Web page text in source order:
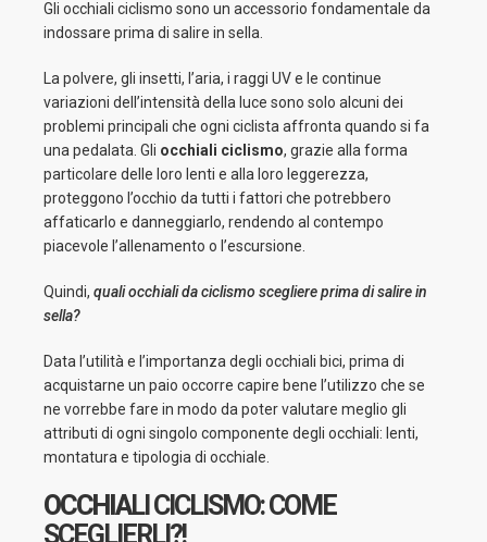
Gli occhiali ciclismo sono un accessorio fondamentale da
indossare prima di salire in sella.
La polvere, gli insetti, l’aria, i raggi UV e le continue
variazioni dell’intensità della luce sono solo alcuni dei
problemi principali che ogni ciclista affronta quando si fa
una pedalata. Gli occhiali ciclismo, grazie alla forma
particolare delle loro lenti e alla loro leggerezza,
proteggono l’occhio da tutti i fattori che potrebbero
affaticarlo e danneggiarlo, rendendo al contempo
piacevole l’allenamento o l’escursione.
Quindi, quali occhiali da ciclismo scegliere prima di salire in
sella?
Data l’utilità e l’importanza degli occhiali bici, prima di
acquistarne un paio occorre capire bene l’utilizzo che se
ne vorrebbe fare in modo da poter valutare meglio gli
attributi di ogni singolo componente degli occhiali: lenti,
montatura e tipologia di occhiale.
OCCHIALI CICLISMO: COME
SCEGLIERLI?!